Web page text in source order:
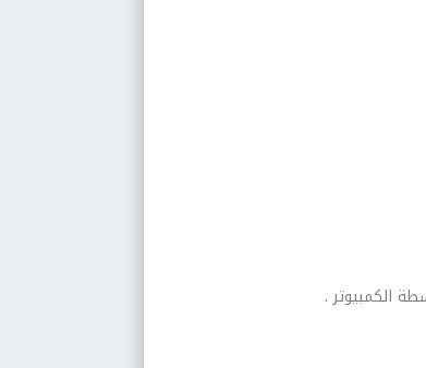
الكمبيوتر .